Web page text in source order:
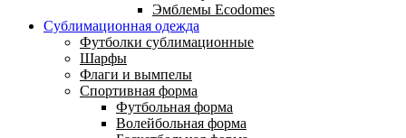
Эмблемы Ecodomes
Сублимационная одежда
Футболки сублимационные
Шарфы
Флаги и вымпелы
Спортивная форма
Футбольная форма
Волейбольная форма